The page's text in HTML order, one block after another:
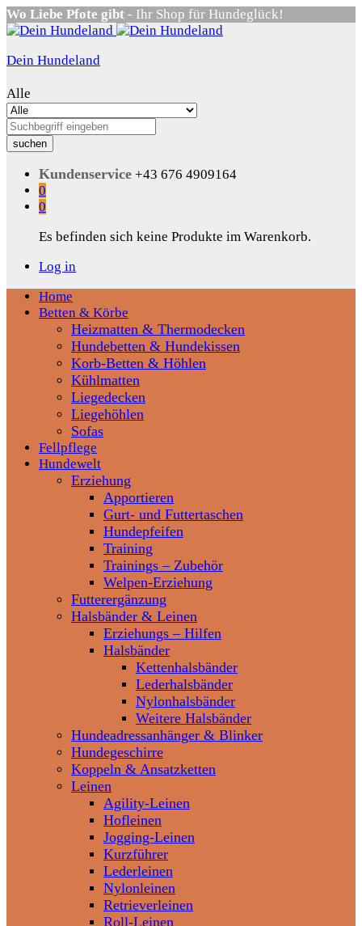
Wo Liebe Pfote gibt - Ihr Shop für Hundeglück!
Dein Hundeland
Alle
suchen
Kundenservice +43 676 4909164
0
0
Es befinden sich keine Produkte im Warenkorb.
Log in
Home
Betten & Körbe
Heizmatten & Thermodecken
Hundebetten & Hundekissen
Korb-Betten & Höhlen
Kühlmatten
Liegedecken
Liegehöhlen
Sofas
Fellpflege
Hundewelt
Erziehung
Apportieren
Gurt- und Futtertaschen
Hundepfeifen
Training
Trainings – Zubehör
Welpen-Erziehung
Futterergänzung
Halsbänder & Leinen
Erziehungs – Hilfen
Halsbänder
Kettenhalsbänder
Lederhalsbänder
Nylonhalsbänder
Weitere Halsbänder
Hundeadressanhänger & Blinker
Hundegeschirre
Koppeln & Ansatzketten
Leinen
Agility-Leinen
Hofleinen
Jogging-Leinen
Kurzführer
Lederleinen
Nylonleinen
Retrieverleinen
Roll-Leinen